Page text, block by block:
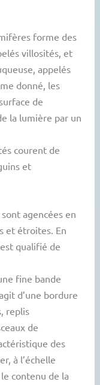
forme des
villosités, et
appelés
donné, les
de
la lumière par un
courent de
et
agencées en
et étroites. En
qualifié de
fine bande
d’une bordure
replis
de
des
à l’échelle
contenu de la